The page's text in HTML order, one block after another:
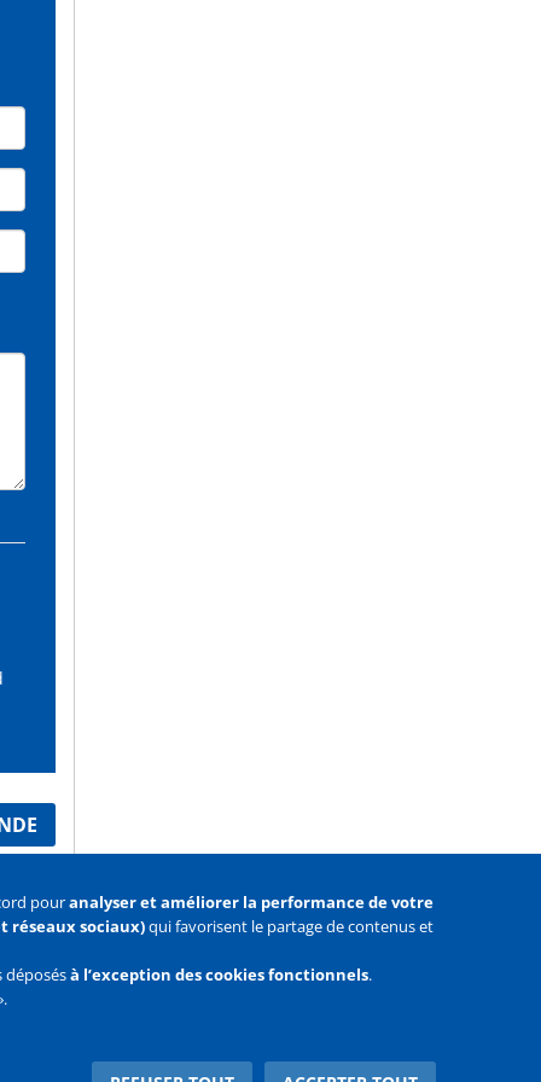
pouranalyser et améliorer la performance de votre
réseaux sociaux)qui favorisent le partage de contenus et
déposésà l’exception des cookies fonctionnels.